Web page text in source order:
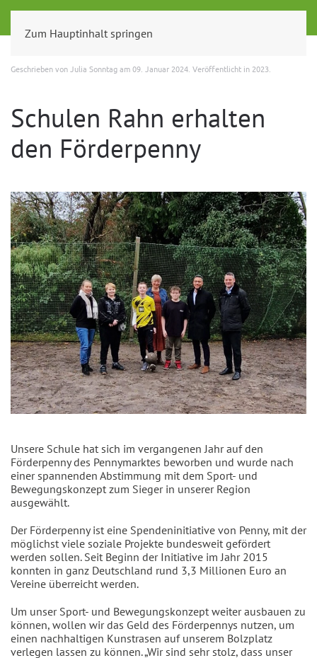
Zum Hauptinhalt springen
Geschrieben von Julia Sonntag am09. Januar 2024 . Veröffentlicht in 2023
Schulen Rahn erhalten
den Förderpenny
Unsere Schule hat sich im vergangenen Jahr auf den
Förderpenny des Pennymarktes beworben und wurde nach
einer spannenden Abstimmung mit dem Sport- und
Bewegungskonzept zum Sieger in unserer Region
ausgewählt.
Der Förderpenny ist eine Spendeninitiative von Penny, mit der
möglichst viele soziale Projekte bundesweit gefördert
werden sollen. Seit Beginn der Initiative im Jahr 2015
konnten in ganz Deutschland rund 3,3 Millionen Euro an
Vereine überreicht werden.
Um unser Sport- und Bewegungskonzept weiter ausbauen zu
können, wollen wir das Geld des Förderpennys nutzen, um
einen nachhaltigen Kunstrasen auf unserem Bolzplatz
verlegen lassen zu können. „Wir sind sehr stolz, dass unser